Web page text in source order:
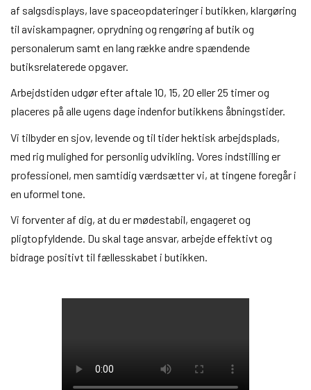
af salgsdisplays, lave spaceopdateringer i butikken, klargøring
til aviskampagner, oprydning og rengøring af butik og
personalerum samt en lang række andre spændende
butiksrelaterede opgaver.
Arbejdstiden udgør efter aftale 10, 15, 20 eller 25 timer og
placeres på alle ugens dage indenfor butikkens åbningstider.
Vi tilbyder en sjov, levende og til tider hektisk arbejdsplads,
med rig mulighed for personlig udvikling. Vores indstilling er
professionel, men samtidig værdsætter vi, at tingene foregår i
en uformel tone.
Vi forventer af dig, at du er mødestabil, engageret og
pligtopfyldende. Du skal tage ansvar, arbejde effektivt og
bidrage positivt til fællesskabet i butikken.